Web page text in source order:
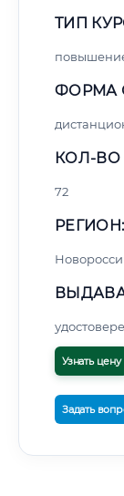
ТИП
ФОРМА
КОЛ-ВО
72
РЕГИОН:
Узнать цену
Задать